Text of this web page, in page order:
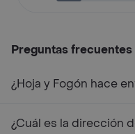
Preguntas frecuentes
¿Hoja y Fogón hace
¿Cuál es la dirección